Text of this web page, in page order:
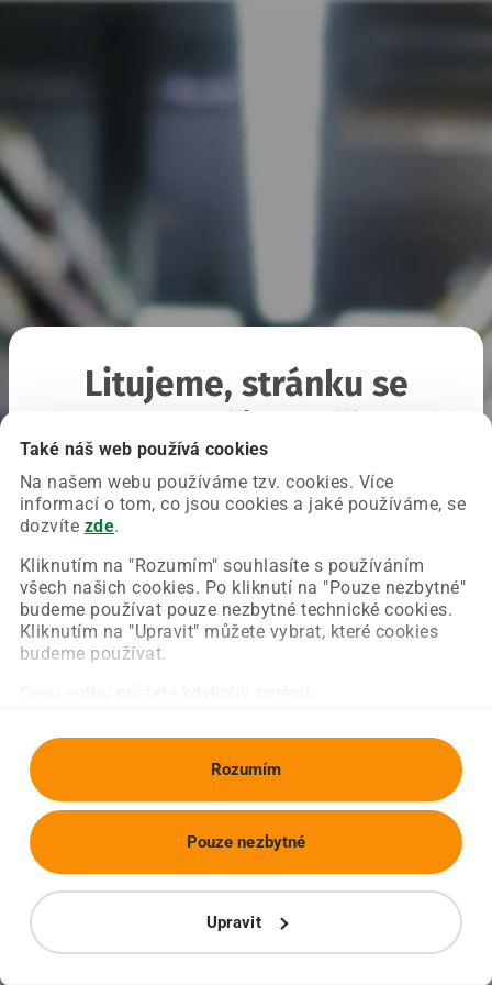
Také náš web používá cookies
Na našem webu používáme tzv. cookies. Více
informací o tom, co jsou cookies a jaké používáme, se
dozvíte zde.
Kliknutím na "Rozumím" souhlasíte s používáním
všech našich cookies. Po kliknutí na "Pouze nezbytné"
budeme používat pouze nezbytné technické cookies.
Kliknutím na "Upravit" můžete vybrat, které cookies
budeme používat.
Rozumím
Upravit
Pouze nezbytné
Litujeme, stránku se
Chyba nastala na naší straně a už ji opravujeme.
Zkuste prosím znovu načíst požadovanou stránku.
Obnovit stránku Úvodní strana